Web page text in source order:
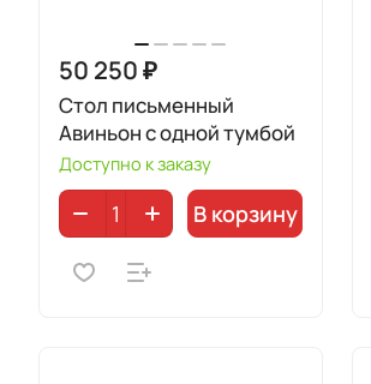
50 250 ₽
Стол письменный
Авиньон с одной тумбой
Доступно к заказу
В корзину